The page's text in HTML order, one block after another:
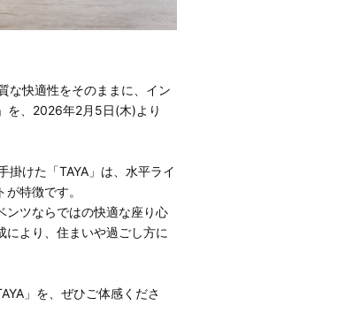
な快適性をそのままに、イン
を、2026年2月5日(木)より
けた「TAYA」は、水平ライ
特徴です。
ンツならではの快適な座り心
より、住まいや過ごし方に
」を、ぜひご体感くださ